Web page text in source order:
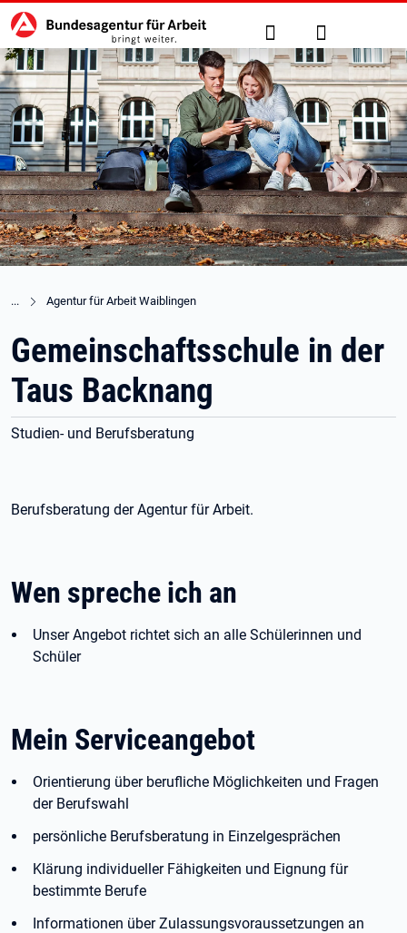
zu den Hauptinhalten springen
Hauptnavigation Suche Anmelden
Agentur für Arbeit Waiblingen
Gemeinschaftsschule in der
Taus Backnang
Studien- und Berufsberatung
Berufsberatung der Agentur für Arbeit.
Wen spreche ich an
Unser Angebot richtet sich an alle Schülerinnen und
Schüler
Mein Serviceangebot
Orientierung über berufliche Möglichkeiten und Fragen
der Berufswahl
persönliche Berufsberatung in Einzelgesprächen
Klärung individueller Fähigkeiten und Eignung für
bestimmte Berufe
Informationen über Zulassungsvoraussetzungen an